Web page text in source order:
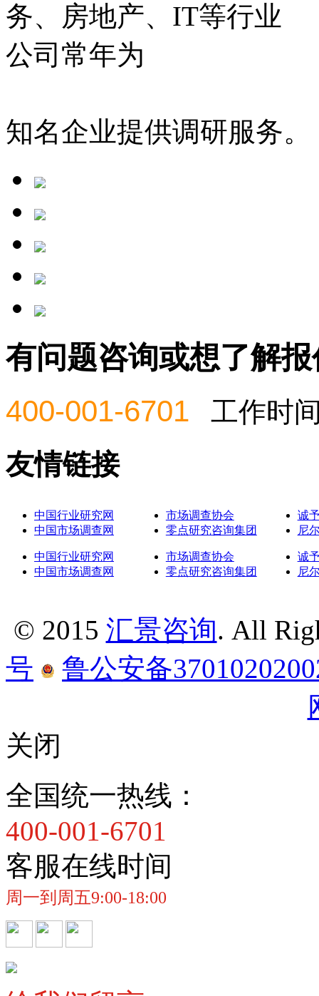
务、房地产、IT等行业
公司常年为
知名企业提供调研服务。
有问题咨询或想了解
400-001-6701 工作时
友情链接
中国行业研究网 市场调查协会
诚
中国市场调查网
零点研究咨询集团 尼
中国行业研究网 市场调查协会
诚
中国市场调查网
零点研究咨询集团 尼
© 2015 汇景咨询. All
号
鲁公安备
关闭
全国统一热线：
400-001-6701
客服在线时间
周一到周五9:00-18:00